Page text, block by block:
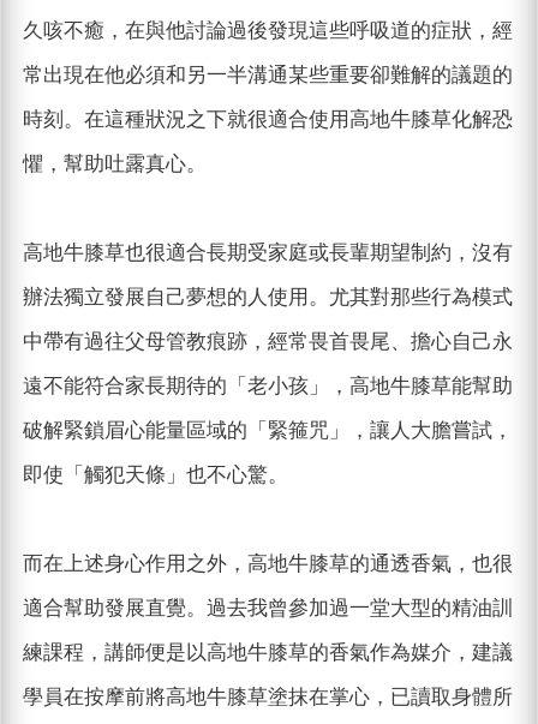
久咳不癒，在與他討論過後發現這些呼吸道的症狀，經
常出現在他必須和另一半溝通某些重要卻難解的議題的
時刻。在這種狀況之下就很適合使用高地牛膝草化解恐
懼，幫助吐露真心。
高地牛膝草也很適合長期受家庭或長輩期望制約，沒有
辦法獨立發展自己夢想的人使用。尤其對那些行為模式
中帶有過往父母管教痕跡，經常畏首畏尾、擔心自己永
遠不能符合家長期待的「老小孩」，高地牛膝草能幫助
破解緊鎖眉心能量區域的「緊箍咒」，讓人大膽嘗試，
即使「觸犯天條」也不心驚。
而在上述身心作用之外，高地牛膝草的通透香氣，也很
適合幫助發展直覺。過去我曾參加過一堂大型的精油訓
練課程，講師便是以高地牛膝草的香氣作為媒介，建議
學員在按摩前將高地牛膝草塗抹在掌心，已讀取身體所